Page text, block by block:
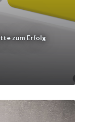
zum Erfolg